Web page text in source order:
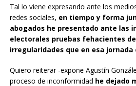
Tal lo viene expresando ante los
redes sociales, en tiempo y forma
abogados he presentado ante las
electorales pruebas fehacientes
irregularidades que en esa
Quiero reiterar -expone Agustín
proceso de inconformidad he dejado